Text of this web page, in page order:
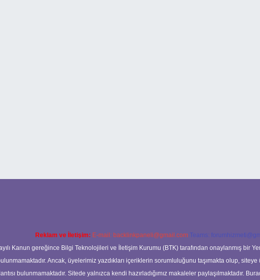
Reklam ve İletişim: E-mail: backlinkpaneli@gmail.com Teams:
Kanun gereğince Bilgi Teknolojileri ve İletişim Kurumu (BTK) tarafından onaylanmış bir
Ancak, üyelerimiz yazdıkları içeriklerin sorumluluğunu taşımakta olup,
bulunmamaktadır. Sitede yalnızca kendi hazırladığımız makaleler paylaşılmaktadır.